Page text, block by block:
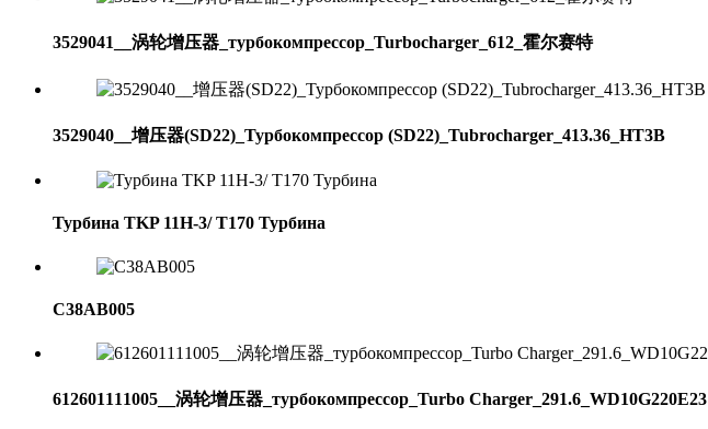
3529041__涡轮增压器_турбокомпрессор_Turbocharger_612_霍尔赛特
3529040__增压器(SD22)_Турбокомпрессор (SD22)_Tubrocharger_413.36_HT3B
Турбина TKP 11H-3/ T170 Турбина
C38AB005
612601111005__涡轮增压器_турбокомпрессор_Turbo Charger_291.6_WD10G220E23